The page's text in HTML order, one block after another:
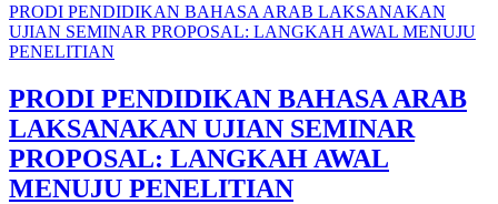
PRODI PENDIDIKAN BAHASA ARAB LAKSANAKAN
UJIAN SEMINAR PROPOSAL: LANGKAH AWAL MENUJU
PENELITIAN
PRODI PENDIDIKAN BAHASA ARAB
LAKSANAKAN UJIAN SEMINAR
PROPOSAL: LANGKAH AWAL
MENUJU PENELITIAN